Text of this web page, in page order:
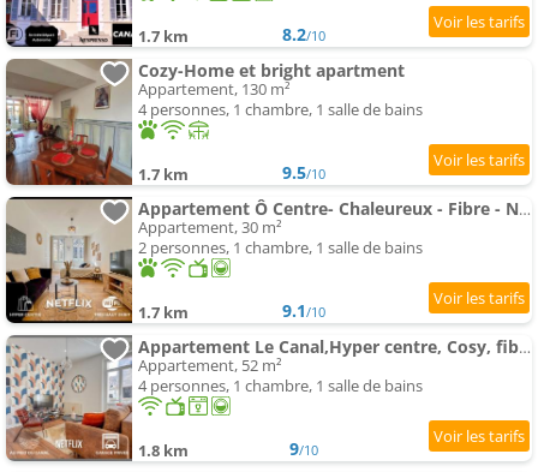
1.7 km 8.2/10
Cozy-Home et bright apartment
Appartement, 130 m²
4 personnes, 1 chambre, 1 salle de bains
1.7 km 9.5/10
Appartement Ô Centre- Chaleureux - Fibre - Netflix
Appartement, 30 m²
2 personnes, 1 chambre, 1 salle de bains
1.7 km 9.1/10
Appartement Le Canal,Hyper centre, Cosy, fibre, parking privée, 1 a 4 pers
Appartement, 52 m²
4 personnes, 1 chambre, 1 salle de bains
1.8 km 9/10